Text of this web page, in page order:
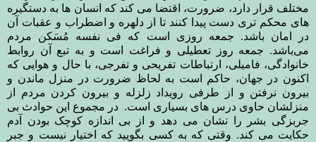
مختلف قرار دارد، ضرورت، اقتضا می کند که انسان ها به دستگیره
های محکم تری دست پیدا کنند تا از دلهره و اضطراب و عقبات آن
در امان باشد. جمعه روزی است که فی نفسه مُسَکن مردم
می‌باشد. جمعه روز تعطیلی و فراغت است و به تبع آن روابط
خانوادگی، فامیلی، ارتباطات تفریحی و تفرجی، با حال و هوایی که
اکنون در جهان، حاکم است به لحاظ ضرورت در منزل ماندن و
بیرون نرفتن و از طرفی رویداد زلزله و بیرون کردن مردم از
منزلشان حاوی درس های بسیاری است. در مجموع این حوادث بی
جربزگی بشر را نشان می دهد و از بی اندازه کوچک بودن آدم
حکایت می کند. وقتی که به کسی بگویید که اختیار نیست و جبر